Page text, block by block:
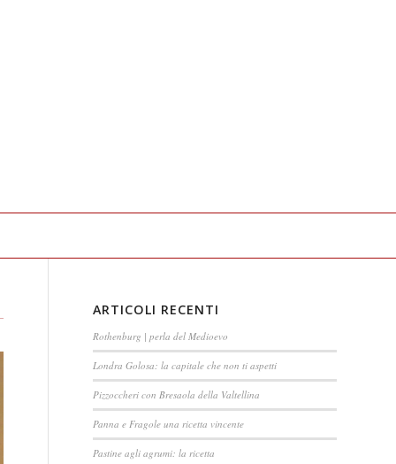
ARTICOLI RECENTI
Rothenburg | perla del Medioevo
Londra Golosa: la capitale che non ti aspetti
Pizzoccheri con Bresaola della Valtellina
Panna e Fragole una ricetta vincente
Pastine agli agrumi: la ricetta